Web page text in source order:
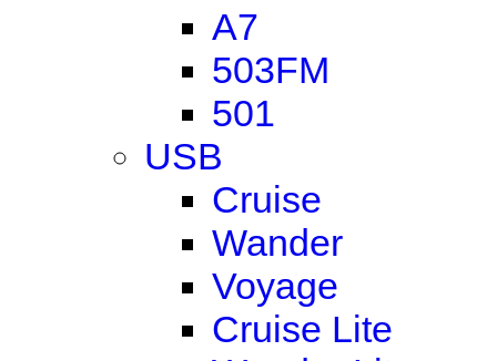
A7
503FM
501
USB
Cruise
Wander
Voyage
Cruise Lite